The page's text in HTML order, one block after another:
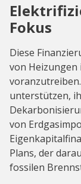
Fokus
Diese
von Heizungen
unterstützen,
von
Plans, der
fossilen